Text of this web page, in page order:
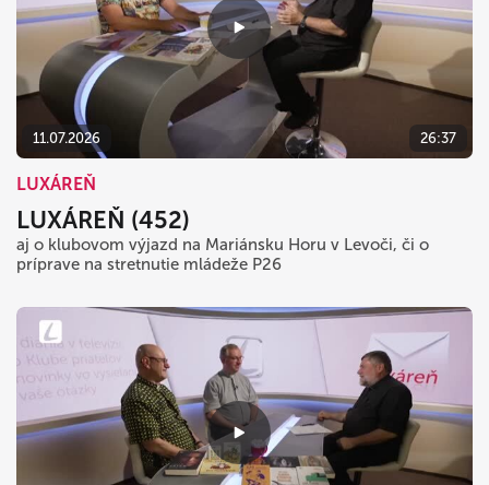
11.07.2026 26:37
LUXÁREŇ
LUXÁREŇ (452)
aj o klubovom výjazd na Mariánsku Horu v Levoči, či o
príprave na stretnutie mládeže P26